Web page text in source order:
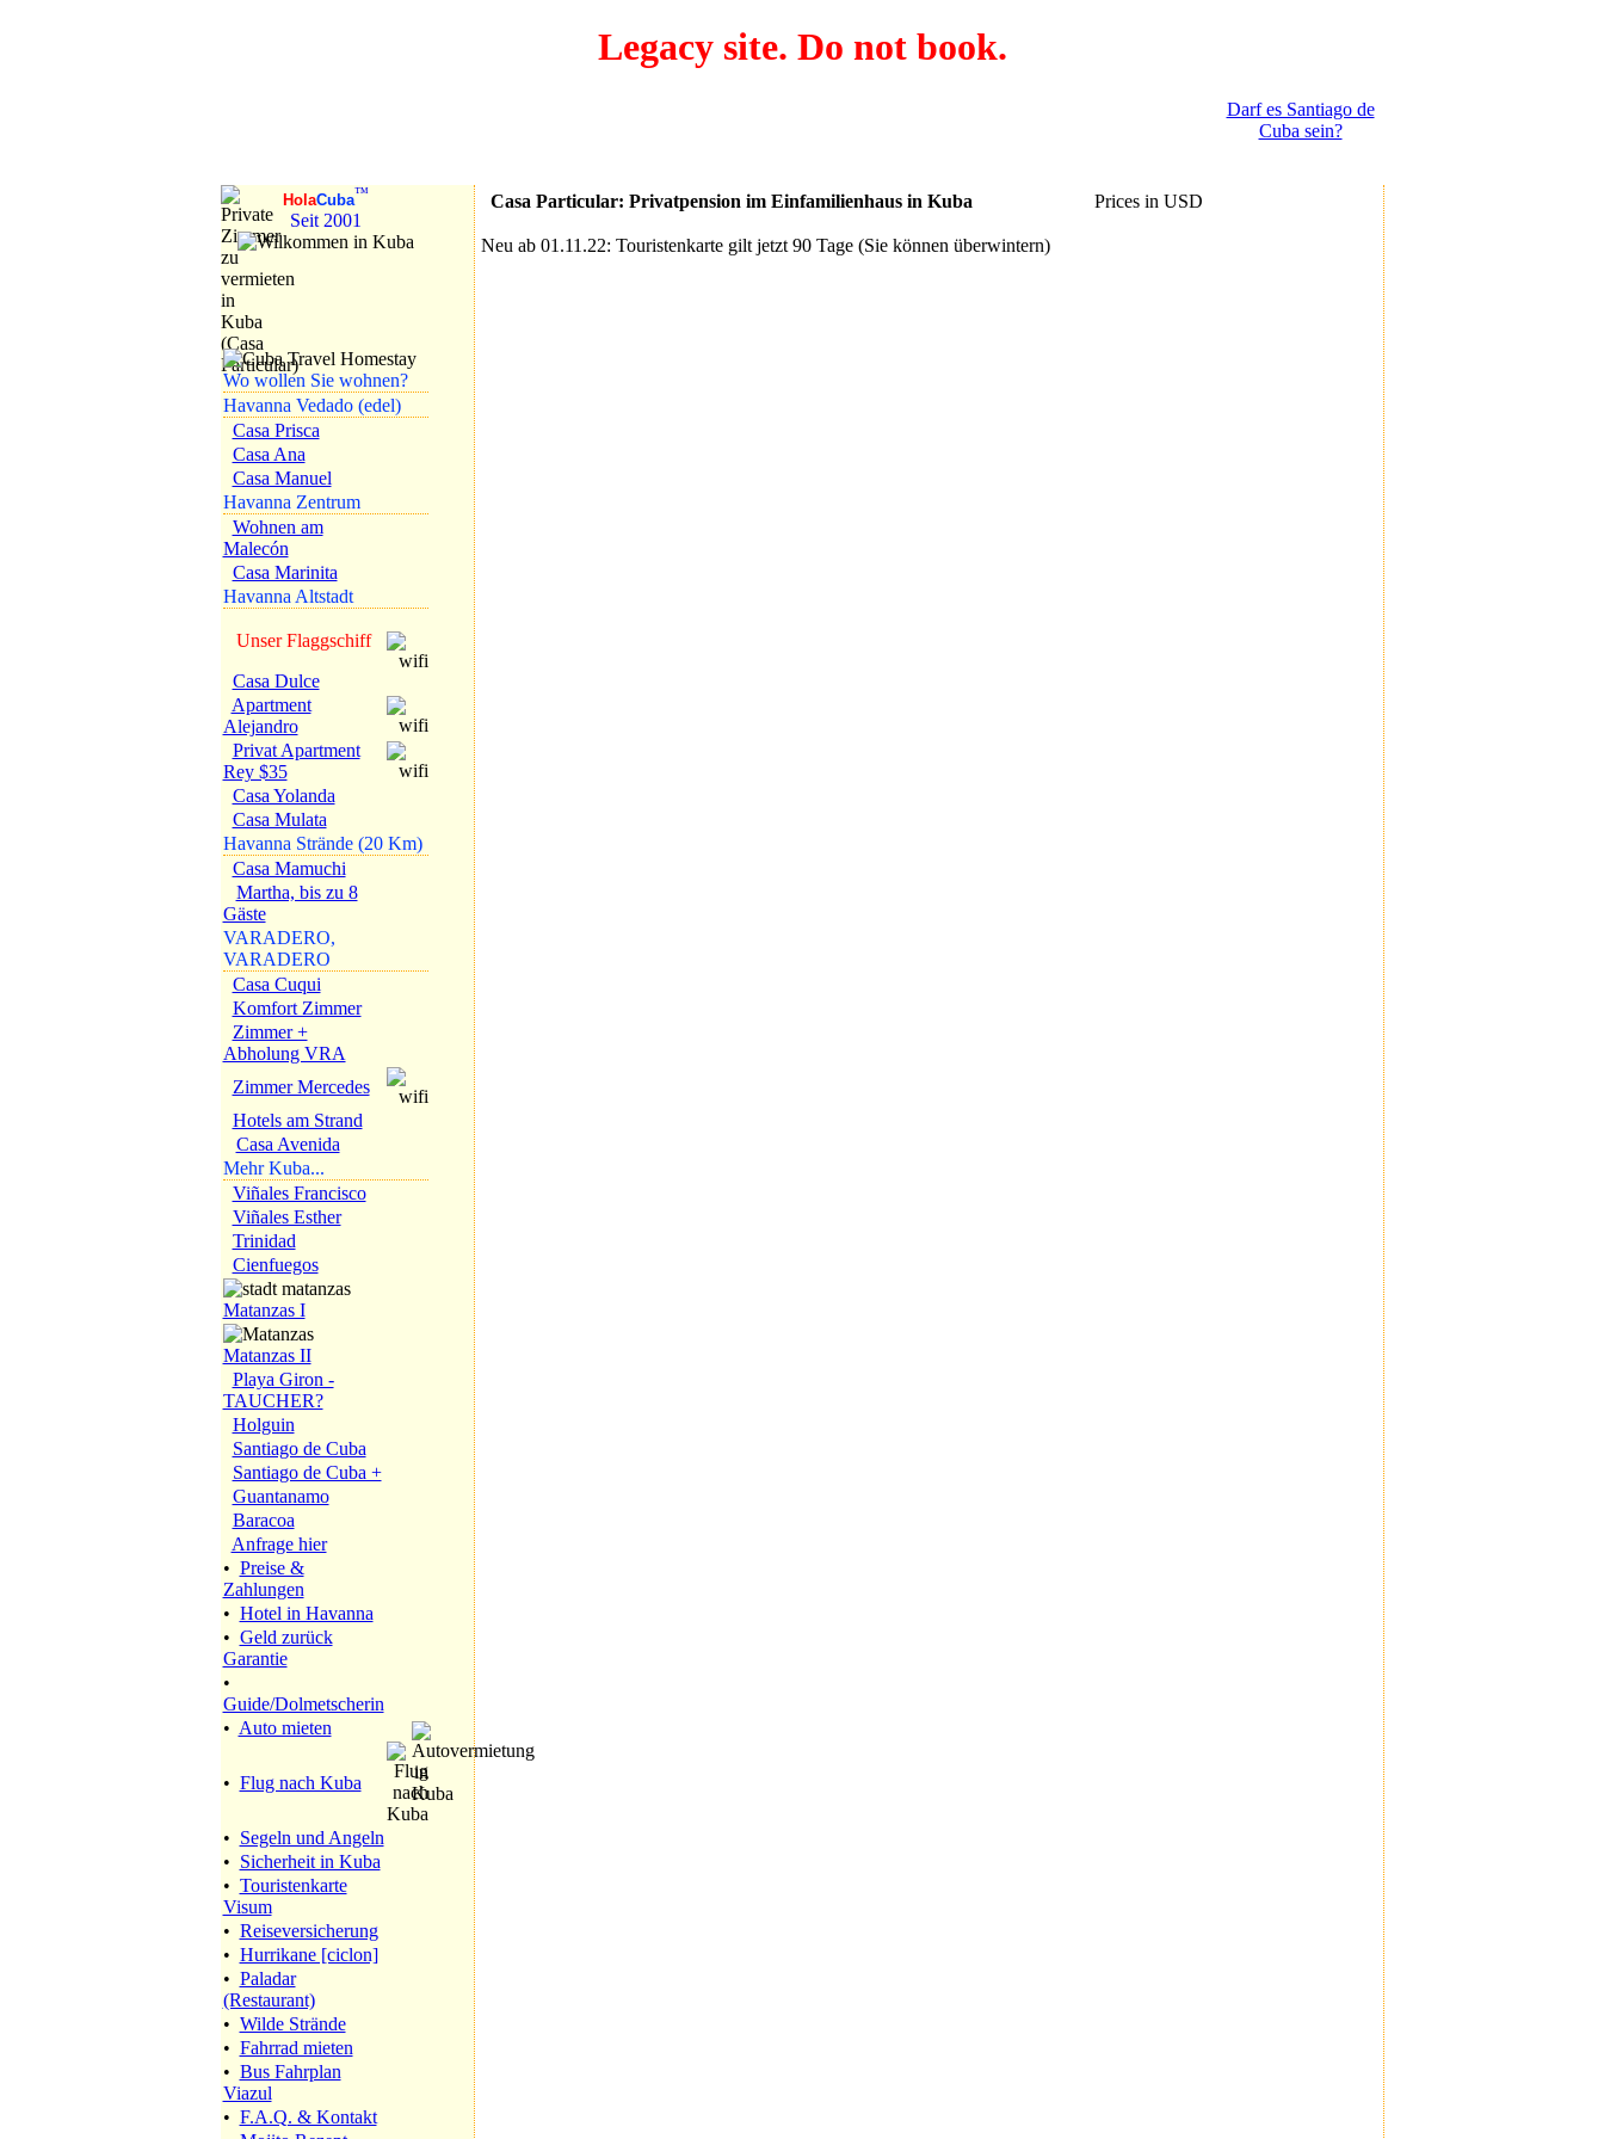
Legacy site. Do not book.
Darf es Santiago de
Cuba sein?
HolaCuba™
Seit 2001
Wo wollen Sie wohnen?
Havanna Vedado (edel)
Casa Prisca
Casa Ana
Casa Manuel
Havanna Zentrum
Wohnen am
Malecón
Casa Marinita
Havanna Altstadt
Unser Flaggschiff
Casa Dulce
Apartment
Alejandro
Privat Apartment
Rey $35
Casa Yolanda
Casa Mulata
Havanna Strände (20 Km)
Casa Mamuchi
Martha, bis zu 8
Gäste
VARADERO,
VARADERO
Casa Cuqui
Komfort Zimmer
Zimmer +
Abholung VRA
Zimmer Mercedes
Hotels am Strand
Casa Avenida
Mehr Kuba...
Viñales Francisco
Viñales Esther
Trinidad
Cienfuegos
Matanzas I
Matanzas II
Playa Giron -
TAUCHER?
Holguin
Santiago de Cuba
Santiago de Cuba +
Guantanamo
Baracoa
Anfrage hier
• Preise &
Zahlungen
• Hotel in Havanna
• Geld zurück
Garantie
•
Guide/Dolmetscherin
• Auto mieten
• Flug nach Kuba
• Segeln und Angeln
• Sicherheit in Kuba
• Touristenkarte
Visum
• Reiseversicherung
• Hurrikane [ciclon]
• Paladar
(Restaurant)
• Wilde Strände
• Fahrrad mieten
• Bus Fahrplan
Viazul
• F.A.Q. & Kontakt
Casa Particular: Privatpension im Einfamilienhaus in Kuba Prices in USD
Neu ab 01.11.22: Touristenkarte gilt jetzt 90 Tage (Sie können überwintern)